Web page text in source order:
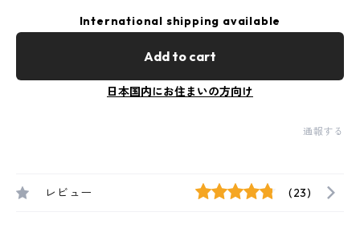
International shipping available
Add to cart
日本国内にお住まいの方向け
通報する
レビュー (23)